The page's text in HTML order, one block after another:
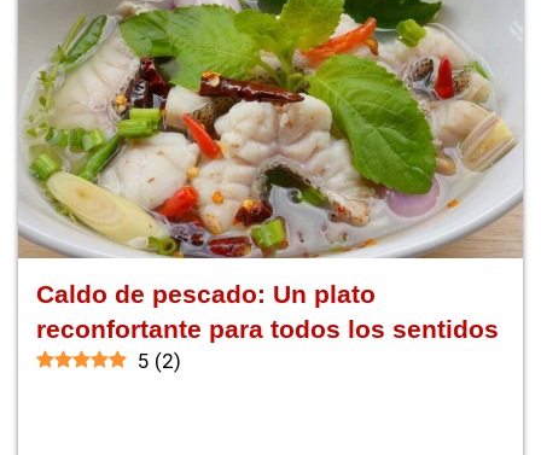
Caldo de pescado: Un plato
reconfortante para todos los sentidos
5 (2)